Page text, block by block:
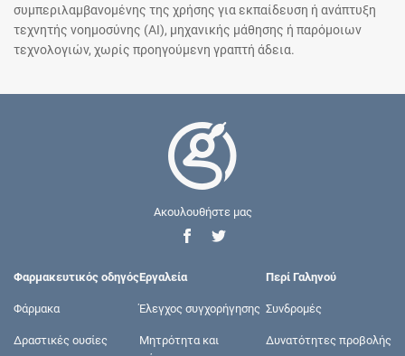
συμπεριλαμβανομένης της χρήσης για εκπαίδευση ή ανάπτυξη
τεχνητής νοημοσύνης (AI), μηχανικής μάθησης ή παρόμοιων
τεχνολογιών, χωρίς προηγούμενη γραπτή άδεια.
Ακουλουθήστε μας
Φαρμακευτικός οδηγός
Φάρμακα
Δραστικές ουσίες
Εργαλεία
Έλεγχος συγχορήγησης
Μητρότητα και
Περί Γαληνού
Συνδρομές
Δυνατότητες προβολής